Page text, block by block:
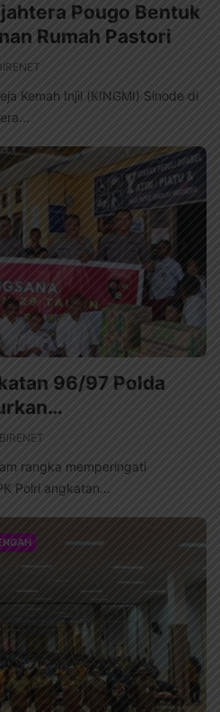
Pougo Bentuk
Rumah Pastori
Kemah Injil (KINGMI) Sinode di
96/97 Polda
rangka memperingati
Polri angkatan...